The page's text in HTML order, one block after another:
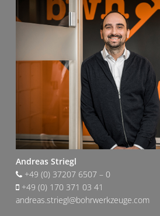
Andreas Striegl
+49 (0) 37207 6507 – 0
+49 (0) 170 371 03 41
andreas.striegl@bohrwerkzeuge.com